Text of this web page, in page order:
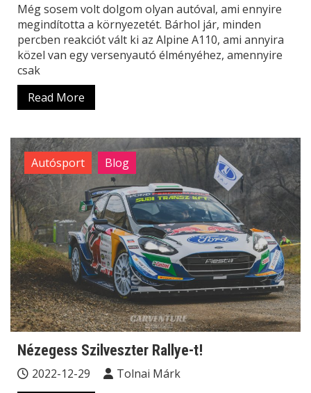
Még sosem volt dolgom olyan autóval, ami ennyire
megindította a környezetét. Bárhol jár, minden
percben reakciót vált ki az Alpine A110, ami annyira
közel van egy versenyautó élményéhez, amennyire
csak
Read More
Autósport Blog
Nézegess Szilveszter Rallye-t!
2022-12-29 Tolnai Márk